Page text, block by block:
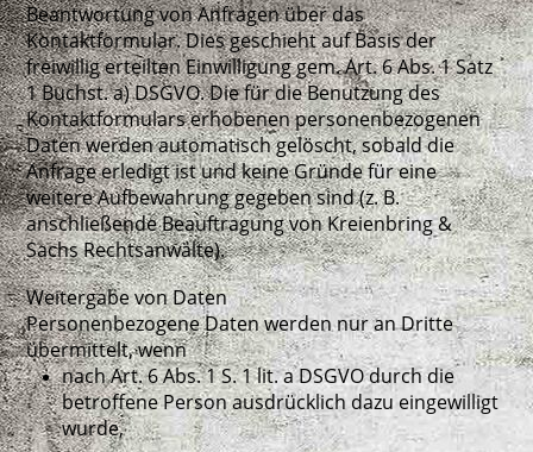
Beantwortung von Anfragen über das
Kontaktformular. Dies geschieht auf Basis der
freiwillig erteilten Einwilligung gem. Art. 6 Abs. 1 Satz
1 Buchst. a) DSGVO. Die für die Benutzung des
Kontaktformulars erhobenen personenbezogenen
Daten werden automatisch gelöscht, sobald die
Anfrage erledigt ist und keine Gründe für eine
weitere Aufbewahrung gegeben sind (z. B.
anschließende Beauftragung von Kreienbring &
Sachs Rechtsanwälte).
Weitergabe von Daten
Personenbezogene Daten werden nur an Dritte
übermittelt, wenn
nach Art. 6 Abs. 1 S. 1 lit. a DSGVO durch die
betroffene Person ausdrücklich dazu eingewilligt
wurde,